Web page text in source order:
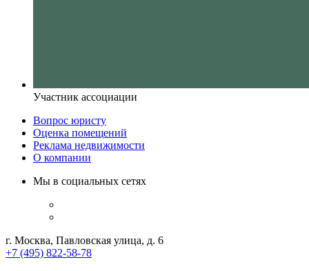
Участник ассоциации
Вопрос юристу
Оценка помещений
Реклама недвижимости
О компании
Мы в социальных сетях
г. Москва, Павловская улица, д. 6
+7 (495) 822-58-78